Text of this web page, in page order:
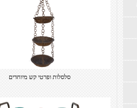
סלסלות ופרטי קש מיוחדים